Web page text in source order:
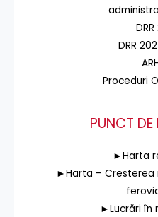
DRR
Proceduri
PUNCT DE
►Harta
►Harta –
►Lucrări în